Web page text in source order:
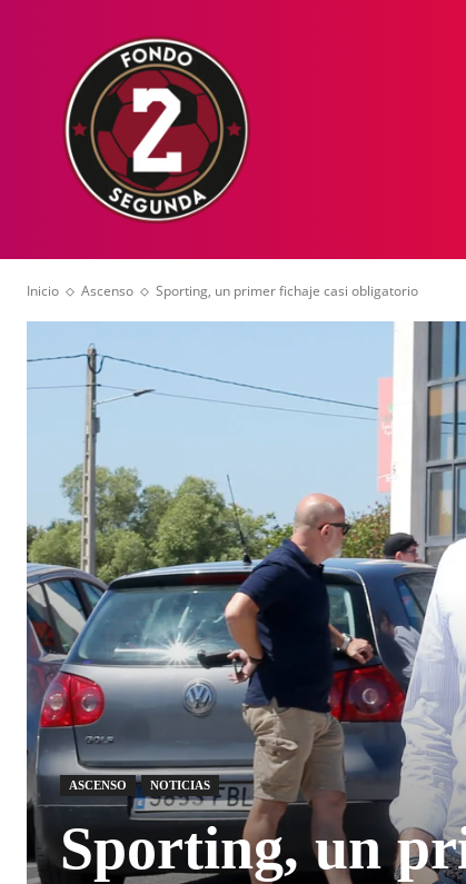
Inicio Ascenso Sporting, un primer fichaje casi obligatorio
ASCENSO NOTICIAS
Sporting, un